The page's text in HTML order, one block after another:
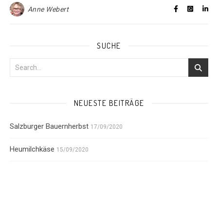
Anne Webert
SUCHE
NEUESTE BEITRÄGE
Salzburger Bauernherbst 17/09/2020
Heumilchkäse 15/09/2020